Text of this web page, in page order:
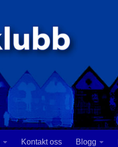
Kontakt oss Blogg